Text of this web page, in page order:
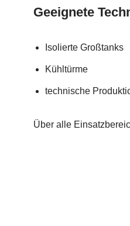
Geeignete
Isolierte Großtanks
Kühltürme
technische
Über alle